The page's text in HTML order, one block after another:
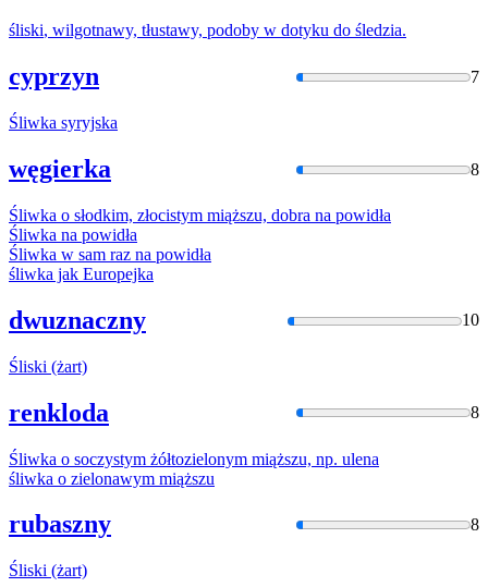
śliski, wilgotnawy, tłustawy, podoby w dotyku do śledzia.
cyprzyn 7
Śliwka syryjska
węgierka 8
Śliwka o słodkim, złocistym miąższu, dobra na powidła
Śliwka na powidła
Śliwka w sam raz na powidła
śliwka jak Europejka
dwuznaczny 10
Śliski (żart)
renkloda 8
Śliwka o soczystym żółtozielonym miąższu, np. ulena
śliwka o zielonawym miąższu
rubaszny 8
Śliski (żart)